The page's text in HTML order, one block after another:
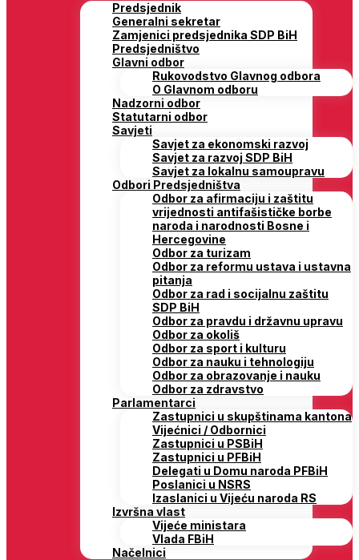
Predsjednik
Generalni sekretar
Zamjenici predsjednika SDP BiH
Predsjedništvo
Glavni odbor
Rukovodstvo Glavnog odbora
O Glavnom odboru
Nadzorni odbor
Statutarni odbor
Savjeti
Savjet za ekonomski razvoj
Savjet za razvoj SDP BiH
Savjet za lokalnu samoupravu
Odbori Predsjedništva
Odbor za afirmaciju i zaštitu
vrijednosti antifašističke borbe
naroda i narodnosti Bosne i
Hercegovine
Odbor za turizam
Odbor za reformu ustava i ustavna
pitanja
Odbor za rad i socijalnu zaštitu
SDP BiH
Odbor za pravdu i državnu upravu
Odbor za okoliš
Odbor za sport i kulturu
Odbor za nauku i tehnologiju
Odbor za obrazovanje i nauku
Odbor za zdravstvo
Parlamentarci
Zastupnici u skupštinama kantona
Vijećnici / Odbornici
Zastupnici u PSBiH
Zastupnici u PFBiH
Delegati u Domu naroda PFBiH
Poslanici u NSRS
Izaslanici u Vijeću naroda RS
Izvršna vlast
Vijeće ministara
Vlada FBiH
Načelnici